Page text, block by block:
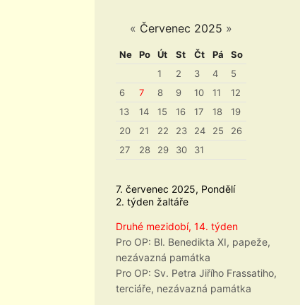
« Červenec 2025 »
Ne Po Út St Čt Pá
So
1
2 3 4
5
6
7 8 9 10 11
12
13
14 15 16 17 18
19
20
21 22 23 24 25
26
27
28 29 30 31
7. červenec 2025, Pondělí
2. týden žaltáře
Druhé mezidobí, 14. týden
Pro OP: Bl. Benedikta XI, papeže,
nezávazná památka
Pro OP: Sv. Petra Jiřího Frassatiho,
terciáře, nezávazná památka